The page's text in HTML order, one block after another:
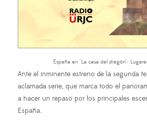
España en "La casa del dragón":
Ante el inminente estreno de la segunda
aclamada serie, que marca todo el
a hacer un repaso por los principales
España.